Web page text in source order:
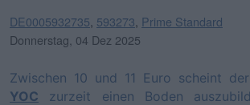
DE0005932735 593273 Prime Standard
Donnerstag, 04 Dez 2025
Zwischen 10 und 11 Euro scheint
YOC zurzeit einen Boden